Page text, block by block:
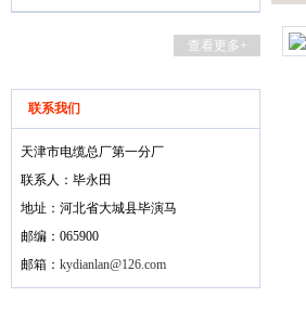
查看更多+
联系我们
天津市电缆总厂第一分厂
联系人：毕永田
地址：河北省大城县毕演马
邮编：065900
邮箱： kydianlan@126.com